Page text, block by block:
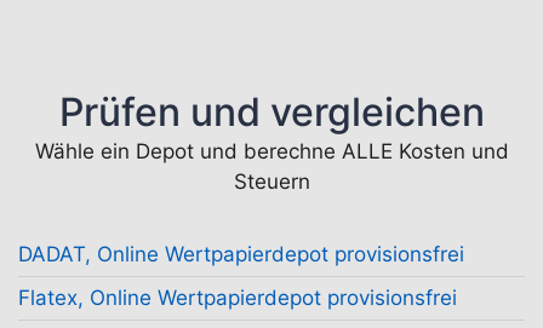
Prüfen und vergleichen
Wähle ein Depot und berechne ALLE Kosten und
Steuern
DADAT, Online Wertpapierdepot provisionsfrei
Flatex, Online Wertpapierdepot provisionsfrei